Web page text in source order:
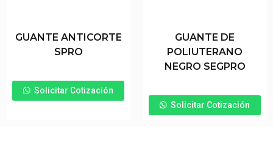
GUANTE ANTICORTE
SPRO
Solicitar Cotización
GUANTE DE
POLIUTERANO
NEGRO SEGPRO
Solicitar Cotización